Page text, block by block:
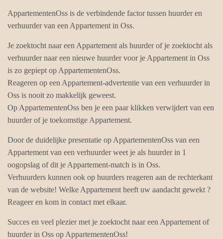
AppartementenOss is de verbindende factor tussen huurder en
verhuurder van een Appartement in Oss.
Je zoektocht naar een Appartement als huurder of je zoektocht als
verhuurder naar een nieuwe huurder voor je Appartement in Oss
is zo gepiept op AppartementenOss.
Reageren op een Appartement-advertentie van een verhuurder in
Oss is nooit zo makkelijk geweest.
Op AppartementenOss ben je een paar klikken verwijdert van een
huurder of je toekomstige Appartement.
Door de duidelijke presentatie op AppartementenOss van een
Appartement van een verhuurder weet je als huurder in 1
oogopslag of dit je Appartement-match is in Oss.
Verhuurders kunnen ook op huurders reageren aan de rechterkant
van de website! Welke Appartement heeft uw aandacht gewekt ?
Reageer en kom in contact met elkaar.
Succes en veel plezier met je zoektocht naar een Appartement of
huurder in Oss op AppartementenOss!